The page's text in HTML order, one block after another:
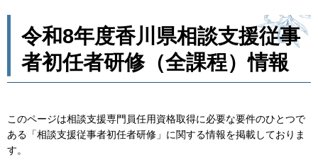
令和8年度香川県相談支援従事
者初任者研修（全課程）情報
このページは相談支援専門員任用資格取得に必要な要件のひとつで
ある「相談支援従事者初任者研修」に関する情報を掲載しておりま
す。